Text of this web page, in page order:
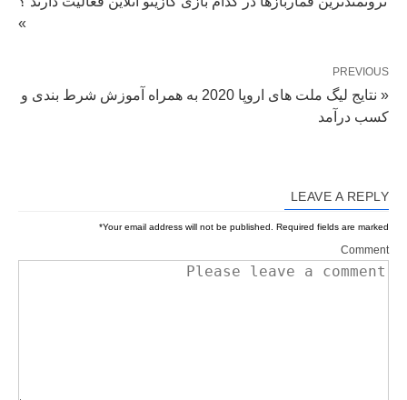
»
PREVIOUS
« نتایج لیگ ملت های اروپا 2020 به همراه آموزش شرط بندی و
کسب درآمد
LEAVE A REPLY
Your email address will not be published. Required fields are marked
*
Comment